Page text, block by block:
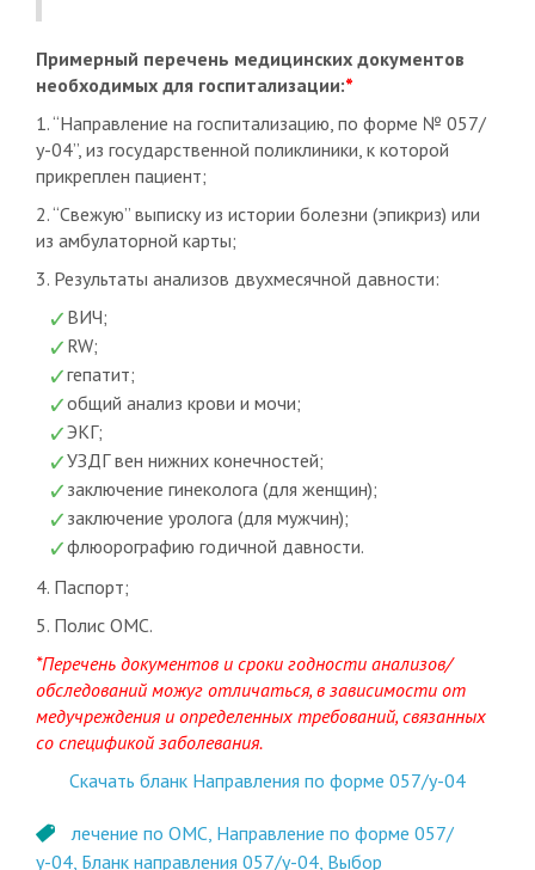
Примерный перечень медицинских документов
необходимых для госпитализации:*
1. “Направление на госпитализацию, по форме № 057/
у-04”, из государственной поликлиники, к которой
прикреплен пациент;
2. “Свежую” выписку из истории болезни (эпикриз) или
из амбулаторной карты;
3. Результаты анализов двухмесячной давности:
ВИЧ;
RW;
гепатит;
общий анализ крови и мочи;
ЭКГ;
УЗДГ вен нижних конечностей;
заключение гинеколога (для женщин);
заключение уролога (для мужчин);
флюорографию годичной давности.
4. Паспорт;
5. Полис ОМС.
*Перечень документов и сроки годности анализов/
обследований можуг отличаться, в зависимости от
медучреждения и определенных требований, связанных
со спецификой заболевания.
Скачать бланк Направления по форме 057/у-04
лечение по ОМС, Направление по форме 057/
у-04, Бланк направления 057/у-04, Выбор